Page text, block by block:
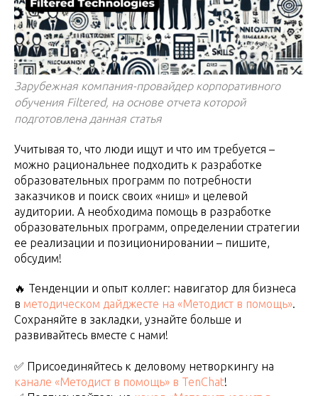
Зарубежная компания-провайдер корпоративного
обучения Filtered, на основе отчета которой
подготовлена данная статья
Учитывая то, что люди ищут и что им требуется –
можно рациональнее подходить к разработке
образовательных программ по потребности
заказчиков и поиск своих «ниш» и целевой
аудитории. А необходима помощь в разработке
образовательных программ, определении стратегии
ее реализации и позиционировании – пишите,
обсудим!
🔥 Тенденции и опыт коллег: навигатор для бизнеса
в методическом дайджесте на «Методист в помощь».
Сохраняйте в закладки, узнайте больше и
развивайтесь вместе с нами!
✅ Присоединяйтесь к деловому нетворкингу на
канале «Методист в помощь» в TenChat!